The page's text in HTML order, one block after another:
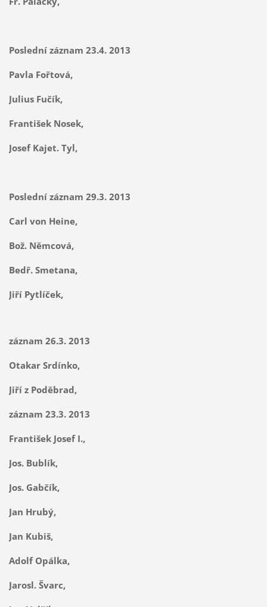
Poslední záznam 23.4. 2013
Pavla Fořtová,
Julius Fučík,
František Nosek,
Josef Kajet. Tyl,
Poslední záznam 29.3. 2013
Carl von Heine,
Bož. Němcová,
Bedř. Smetana,
Jiří Pytlíček,
záznam 26.3. 2013
Otakar Srdínko,
Jiří z Poděbrad,
záznam 23.3. 2013
František Josef I.,
Jos. Bublík,
Jos. Gabčík,
Jan Hrubý,
Jan Kubiš,
Adolf Opálka,
Jarosl. Švarc,